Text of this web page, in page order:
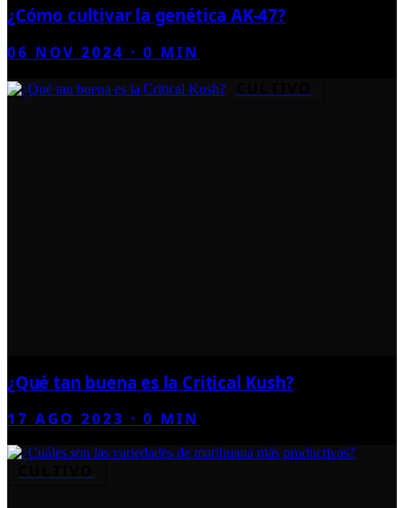
¿Cómo cultivar la genética AK-47?
06 NOV 2024 ·0 MIN
¿Qué tan buena es la Critical Kush?
17 AGO 2023 ·0 MIN